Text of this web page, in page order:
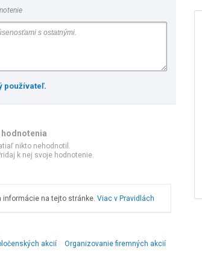
používateľ.
nikto nehodnotil.
k nej svoje hodnotenie.
informácie na tejto stránke. Viac v Pravidlách
akcií Organizovanie firemných akcií